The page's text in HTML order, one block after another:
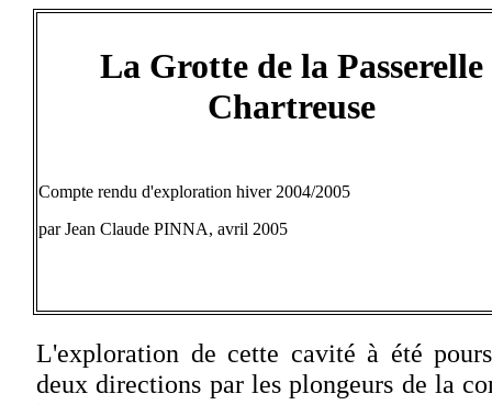
La Grotte de la Passerelle
Chartreuse
Compte rendu d'exploration hiver 2004/2005
par Jean Claude PINNA, avril 2005
L'exploration de cette cavité à été
deux directions par les plongeurs de la